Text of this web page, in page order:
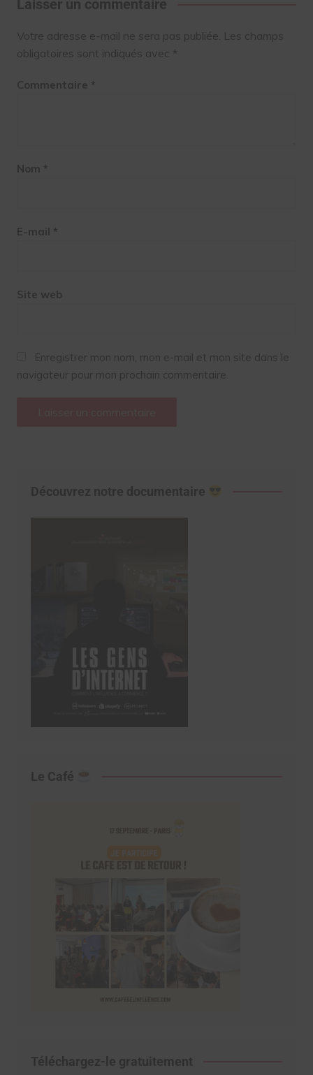
Laisser un commentaire
Votre adresse e-mail ne sera pas publiée. Les champs
obligatoires sont indiqués avec *
Commentaire *
Nom *
E-mail *
Site web
Enregistrer mon nom, mon e-mail et mon site dans le
navigateur pour mon prochain commentaire.
Découvrez notre documentaire
Le Café
Téléchargez-le gratuitement